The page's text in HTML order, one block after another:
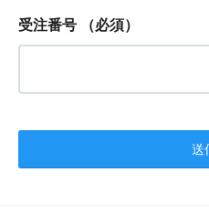
受注番号 （必須）